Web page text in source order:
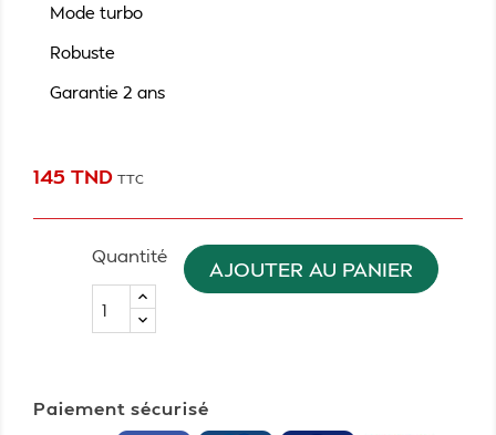
Mode turbo
Robuste
Garantie 2 ans
145 TND TTC
Quantité
AJOUTER AU PANIER
Paiement sécurisé